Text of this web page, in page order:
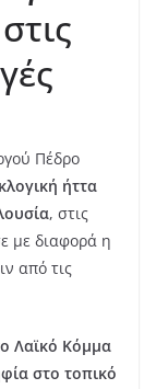
Πέδρο
ήττα
, στις
με διαφορά η
από τις
Λαϊκό Κόμμα
στο τοπικό